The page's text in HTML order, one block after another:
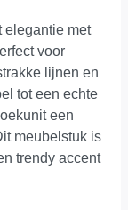
elegantie met
voor
lijnen en
tot een echte
een
meubelstuk is
trendy accent